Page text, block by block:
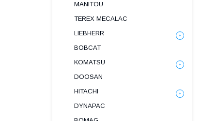
MANITOU
TEREX MECALAC
LIEBHERR
BOBCAT
KOMATSU
DOOSAN
HITACHI
DYNAPAC